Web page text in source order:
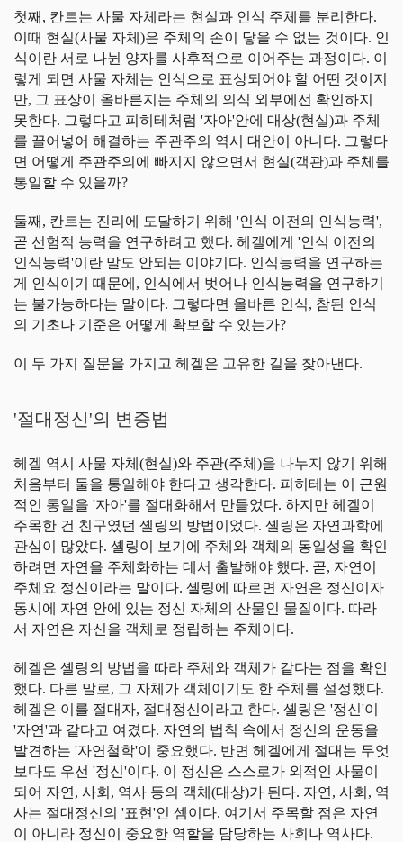
첫째, 칸트는 사물 자체라는 현실과 인식 주체를 분리한다.
이때 현실(사물 자체)은 주체의 손이 닿을 수 없는 것이다. 인
식이란 서로 나뉜 양자를 사후적으로 이어주는 과정이다. 이
렇게 되면 사물 자체는 인식으로 표상되어야 할 어떤 것이지
만, 그 표상이 올바른지는 주체의 의식 외부에선 확인하지
못한다. 그렇다고 피히테처럼 '자아'안에 대상(현실)과 주체
를 끌어넣어 해결하는 주관주의 역시 대안이 아니다. 그렇다
면 어떻게 주관주의에 빠지지 않으면서 현실(객관)과 주체를
통일할 수 있을까?
둘째, 칸트는 진리에 도달하기 위해 '인식 이전의 인식능력',
곧 선험적 능력을 연구하려고 했다. 헤겔에게 '인식 이전의
인식능력'이란 말도 안되는 이야기다. 인식능력을 연구하는
게 인식이기 때문에, 인식에서 벗어나 인식능력을 연구하기
는 불가능하다는 말이다. 그렇다면 올바른 인식, 참된 인식
의 기초나 기준은 어떻게 확보할 수 있는가?
이 두 가지 질문을 가지고 헤겔은 고유한 길을 찾아낸다.
'절대정신'의 변증법
헤겔 역시 사물 자체(현실)와 주관(주체)을 나누지 않기 위해
처음부터 둘을 통일해야 한다고 생각한다. 피히테는 이 근원
적인 통일을 '자아'를 절대화해서 만들었다. 하지만 헤겔이
주목한 건 친구였던 셸링의 방법이었다. 셸링은 자연과학에
관심이 많았다. 셸링이 보기에 주체와 객체의 동일성을 확인
하려면 자연을 주체화하는 데서 출발해야 했다. 곧, 자연이
주체요 정신이라는 말이다. 셸링에 따르면 자연은 정신이자
동시에 자연 안에 있는 정신 자체의 산물인 물질이다. 따라
서 자연은 자신을 객체로 정립하는 주체이다.
헤겔은 셸링의 방법을 따라 주체와 객체가 같다는 점을 확인
했다. 다른 말로, 그 자체가 객체이기도 한 주체를 설정했다.
헤겔은 이를 절대자, 절대정신이라고 한다. 셸링은 '정신'이
'자연'과 같다고 여겼다. 자연의 법칙 속에서 정신의 운동을
발견하는 '자연철학'이 중요했다. 반면 헤겔에게 절대는 무엇
보다도 우선 '정신'이다. 이 정신은 스스로가 외적인 사물이
되어 자연, 사회, 역사 등의 객체(대상)가 된다. 자연, 사회, 역
사는 절대정신의 '표현'인 셈이다. 여기서 주목할 점은 자연
이 아니라 정신이 중요한 역할을 담당하는 사회나 역사다.